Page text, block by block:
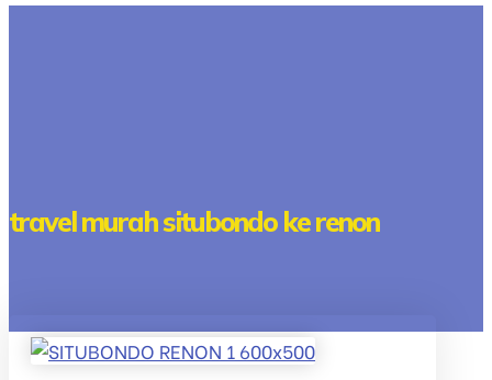
travel murah situbondo ke renon